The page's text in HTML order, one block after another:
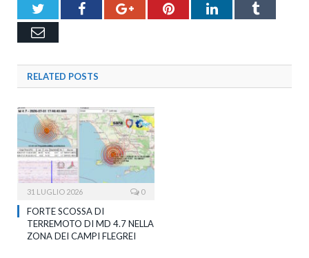
TwitterFacebookGoogle+PinterestLinkedInTumblr
Email
RELATED POSTS
31 LUGLIO 2026 0
FORTE SCOSSA DI
TERREMOTO DI MD 4.7 NELLA
ZONA DEI CAMPI FLEGREI